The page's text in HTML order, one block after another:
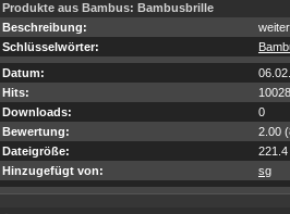
Produkte aus Bambus: Bambusbrille
Beschreibung:
Schlüsselwörter:
Datum:
Hits:
Downloads:
0
Bewertung:
2.00
Dateigröße:
221.4
Hinzugefügt von:
sg